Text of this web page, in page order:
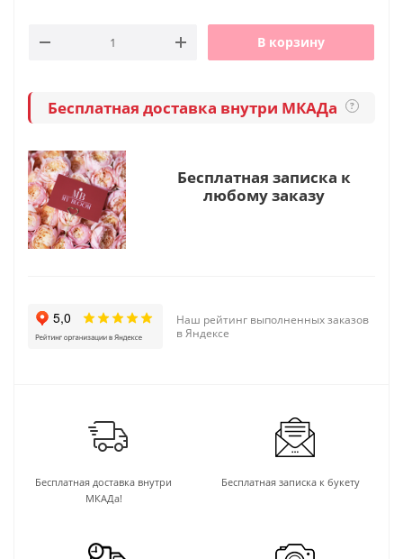
В корзину
Бесплатная доставка внутри МКАДа ?
Бесплатная записка к
любому заказу
Наш рейтинг выполненных заказов
в Яндексе
Бесплатная доставка внутри
МКАДа!
Бесплатная записка к букету